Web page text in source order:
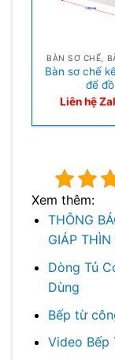
BÀN SƠ CHẾ,
Bàn sơ chế
để đồ
Liên hệ
Xem thêm:
THÔNG
GIÁP
Dòng Tủ
Dùng
Bếp từ
Video Bếp